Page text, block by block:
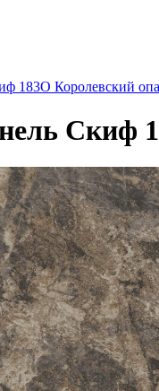
183О Королевский
Скиф